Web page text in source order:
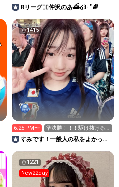
バテ対策
Rリーグ❤️‍🔥仲沢のあ⛴໒꒱· ﾟ🌈
1415
6:25 PM〜
準決勝！！！駆け抜ける
ぞ〜！！
すみです！一般人の私をよかった
1221
New22day